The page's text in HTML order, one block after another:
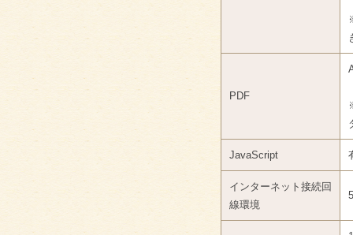
PDF
JavaScript
インターネット接続回
線環境